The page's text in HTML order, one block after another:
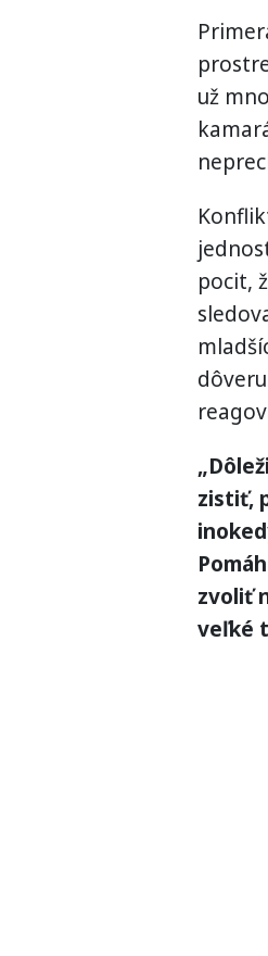
už
pocit,
zistiť,
zvoliť
veľké